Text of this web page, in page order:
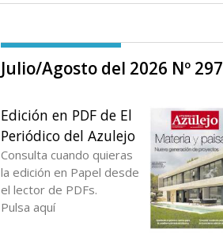
Julio/Agosto del 2026 Nº 297
Edición en PDF de El
Periódico del Azulejo
Consulta cuando quieras
la edición en Papel desde
el lector de PDFs.
Pulsa aquí